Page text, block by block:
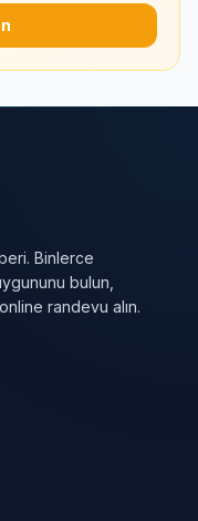
Binlerce
bulun,
randevu alın.